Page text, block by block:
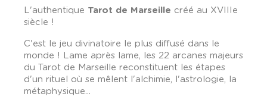
L'authentique Tarot de Marseille créé au XVIIIe
siècle !
C'est le jeu divinatoire le plus diffusé dans le
monde ! Lame après lame, les 22 arcanes majeurs
du Tarot de Marseille reconstituent les étapes
d'un rituel où se mêlent l'alchimie, l'astrologie, la
métaphysique...